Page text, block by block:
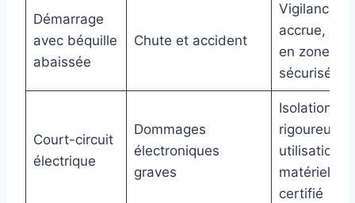
Démarrage
avec béquille
abaissée
Chute et accident
Vigilance
accrue,
en zone
sécurisée
Court-circuit
électrique
Dommages
électroniques
graves
Isolation
rigoureuse,
utilisation
matériel
certifié